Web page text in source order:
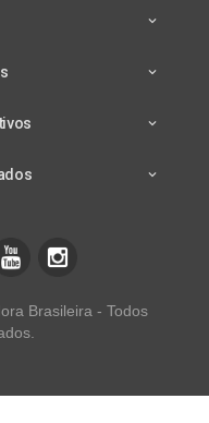
Brasileira - Todos